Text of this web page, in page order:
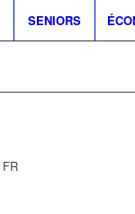
SENIORS
FR